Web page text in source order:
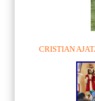
CRISTIAN